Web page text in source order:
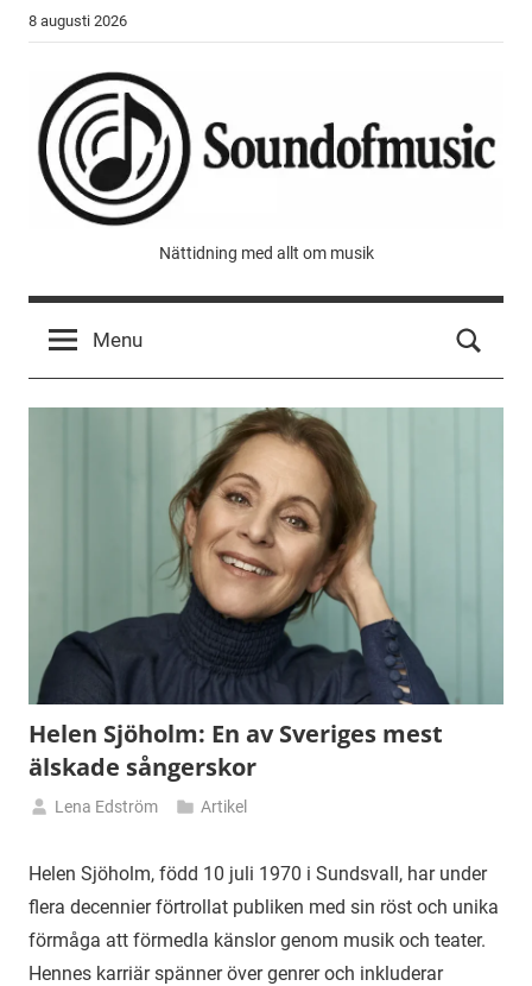
Skip8 augusti 2026
Sound
of
music
Nättidning med allt om musik
Menu
Helen Sjöholm: En av Sveriges mest
älskade sångerskor
januari
Lena Edström Artikel
Helen Sjöholm, född 10 juli 1970 i Sundsvall, har under
flera decennier förtrollat publiken med sin röst och unika
förmåga att förmedla känslor genom musik och teater.
Hennes karriär spänner över genrer och inkluderar